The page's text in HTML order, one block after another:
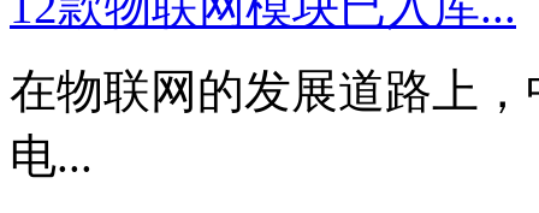
在物联网的发展道路上
电...